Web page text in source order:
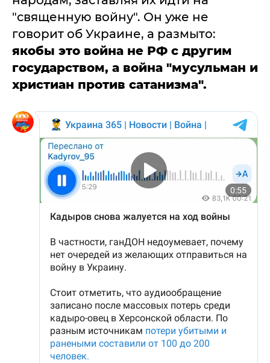
"священную войну". Он уже не
говорит об Украине, а размыто:
якобы это война не РФ с другим
государством, а война "мусульман и
христиан против сатанизма".